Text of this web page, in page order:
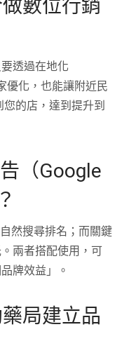
數位行銷
透過在地化
優化，也能讓附近民
的店，達到提升到
（Google
然搜尋排名；而關鍵
兩者搭配使用，可
牌效益」。
局建立品